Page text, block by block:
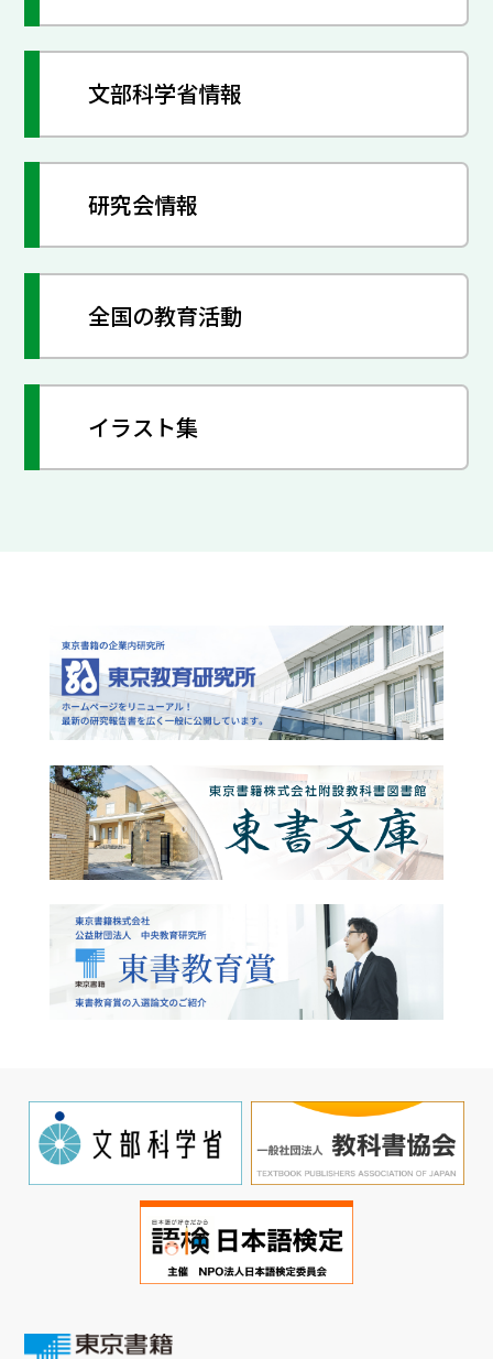
文部科学省情報
研究会情報
全国の教育活動
イラスト集